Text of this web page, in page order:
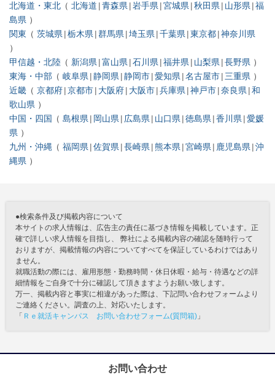
北海道・東北 北海道 青森県 岩手県 宮城県 秋田県 山形県 福
島県
関東
茨城県 栃木県 群馬県 埼玉県 千葉県 東京都 神奈川県
甲信越・北陸 新潟県 富山県 石川県 福井県 山梨県 長野県
東海・中部
岐阜県 静岡県 静岡市 愛知県 名古屋市 三重県
近畿
京都府 京都市 大阪府 大阪市 兵庫県 神戸市 奈良県 和
歌山県
中国・四国
島根県 岡山県 広島県 山口県 徳島県 香川県 愛媛
県
九州・沖縄
福岡県 佐賀県 長崎県 熊本県 宮崎県 鹿児島県 沖
縄県
●検索条件及び掲載内容について
本サイトの求人情報は、広告主の責任に基づき情報を掲載しています。正
確で詳しい求人情報を目指し、 弊社による掲載内容の確認を随時行って
おりますが、掲載情報の内容についてすべてを保証しているわけではあり
ません。
就職活動の際には、雇用形態・勤務時間・休日休暇・給与・待遇などの詳
細情報をご自身で十分に確認して頂きますようお願い致します。
万一、掲載内容と事実に相違があった際は、下記問い合わせフォームより
ご連絡ください。調査の上、対応いたします。
「 Ｒｅ就活キャンパス お問い合わせフォーム(質問箱) 」
お問い合わせ